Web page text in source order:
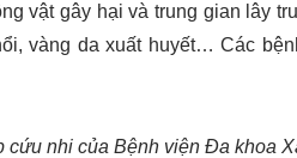
vật gây hại và trung gian lây
vàng da xuất huyết… Các
nhi của Bệnh viện Đa khoa